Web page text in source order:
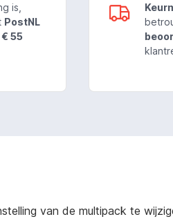
is,
PostNL
55
van de multipack te